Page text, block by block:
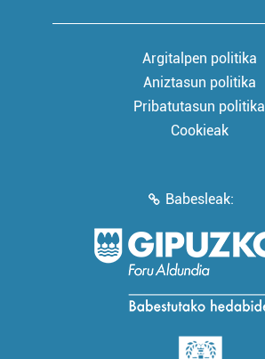
Argitalpen politika
Aniztasun politika
Pribatutasun politika
Cookieak
Babesleak: